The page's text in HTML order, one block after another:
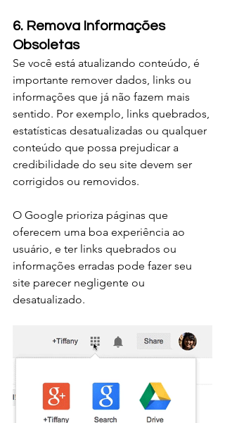
6. Remova Informações
Obsoletas
Se você está atualizando conteúdo, é
importante remover dados, links ou
informações que já não fazem mais
sentido. Por exemplo, links quebrados,
estatísticas desatualizadas ou qualquer
conteúdo que possa prejudicar a
credibilidade do seu site devem ser
corrigidos ou removidos.
O Google prioriza páginas que
oferecem uma boa experiência ao
usuário, e ter links quebrados ou
informações erradas pode fazer seu
site parecer negligente ou
desatualizado.